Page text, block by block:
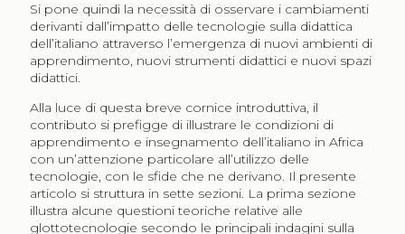
Si pone quindi la necessità di osservare i cambiamenti
derivanti dall’impatto delle tecnologie sulla didattica
dell’italiano attraverso l’emergenza di nuovi ambienti di
apprendimento, nuovi strumenti didattici e nuovi spazi
didattici.
Alla luce di questa breve cornice introduttiva, il
contributo si prefigge di illustrare le condizioni di
apprendimento e insegnamento dell’italiano in Africa
con un’attenzione particolare all’utilizzo delle
tecnologie, con le sfide che ne derivano. Il presente
articolo si struttura in sette sezioni. La prima sezione
illustra alcune questioni teoriche relative alle
glottotecnologie secondo le principali indagini sulla